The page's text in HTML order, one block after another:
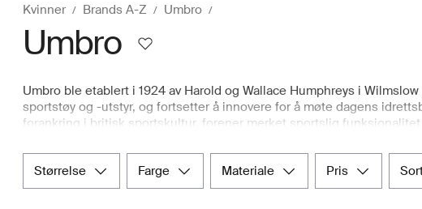
Kvinner Brands A-Z Umbro
Umbro
Umbro ble etablert i 1924 av Harold og Wallace Humphreys i
sportstøy og -utstyr, og fortsetter å innovere for å møte dagens
forankring i britisk sportskultur, forener merket sportslig
nøye utvalgt sortiment av Umbro-produkter for kvinner – designet for
Fra oppvarming til treningsøkter, leverer hvert plagg varig komfort og
og enkel returprosess, gjør Boozt.com det lekende lett å fornye
størrelse farge materiale pris